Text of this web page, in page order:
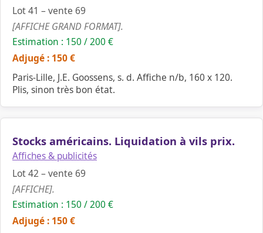
Lot 41 – vente 69
[AFFICHE GRAND FORMAT].
Estimation : 150 / 200 €
Adjugé : 150 €
Paris-Lille, J.E. Goossens, s. d. Affiche n/b, 160 x 120.
Plis, sinon très bon état.
Stocks américains. Liquidation à vils prix.
Affiches & publicités
Lot 42 – vente 69
[AFFICHE].
Estimation : 150 / 200 €
Adjugé : 150 €